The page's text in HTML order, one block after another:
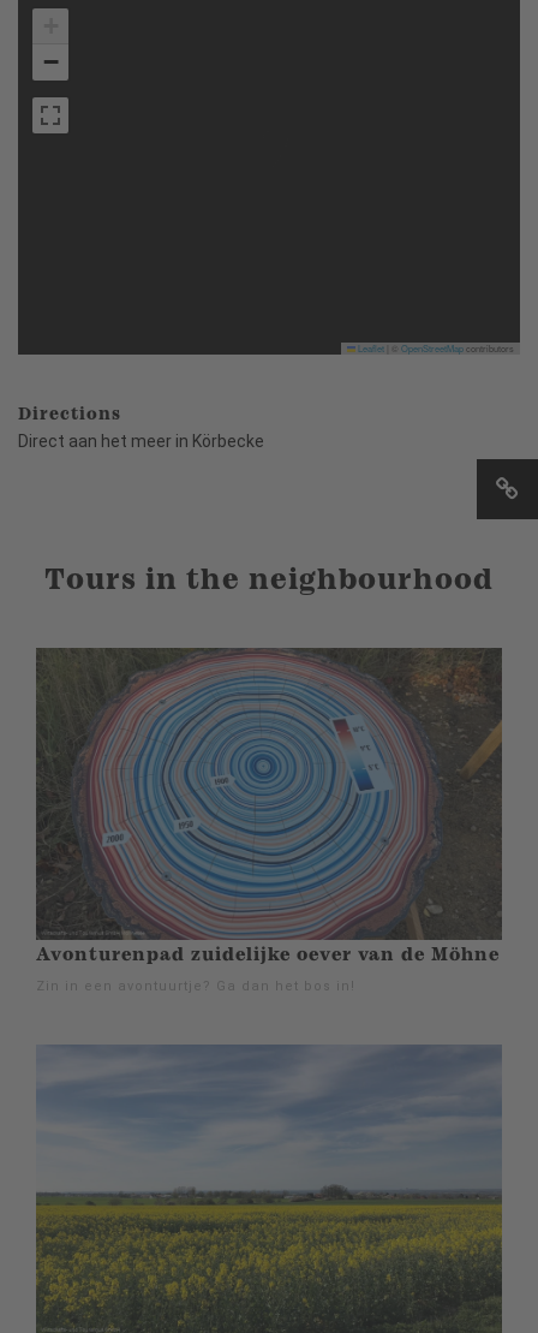
−
Leaflet OpenStreetMapcontributors
Directions
Direct aan het meer in Körbecke
Tours in the neighbourhood
Avonturenpad zuidelijke oever van de Möhne
Zin in een avontuurtje? Ga dan het bos in!